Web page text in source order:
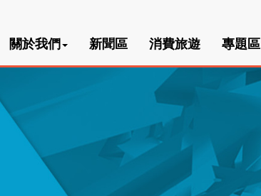
關於我們 新聞區 消費旅遊 專題區